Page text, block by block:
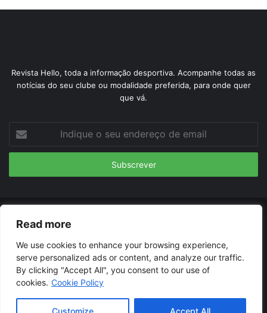
Read more
We use cookies to enhance your browsing experience,
serve personalized ads or content, and analyze our traffic.
By clicking "Accept All", you consent to our use of
cookies. Cookie Policy
Customize Accept All
Revista Hello, toda a informação desportiva. Acompanhe todas as
notícias do seu clube ou modalidade preferida, para onde quer
que vá.
seu
de
© Copyright 2026, Todos os Direitos Reservados |
Termos de uso
Contacto Políticas de privacidade
Facebook